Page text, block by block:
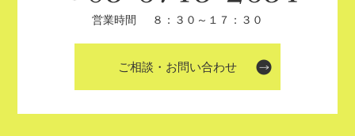
営業時間 ８：３０～１７：３０
ご相談・お問い合わせ